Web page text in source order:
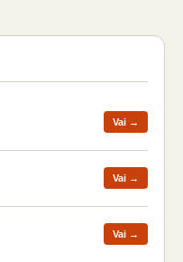
Vai →
Vai →
Vai →